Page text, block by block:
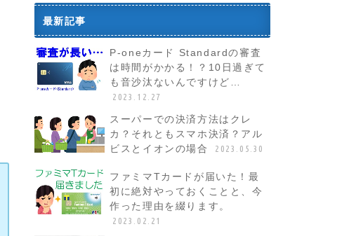
最新記事
P-oneカード Standardの審査
は時間がかかる！？10日過ぎて
も音沙汰ないんですけど…
2023.12.27
スーパーでの決済方法はクレ
カ？それともスマホ決済？アル
ビスとイオンの場合
2023.05.30
ファミマTカードが届いた！最
初に絶対やっておくことと、今
作った理由を綴ります。
2023.02.21